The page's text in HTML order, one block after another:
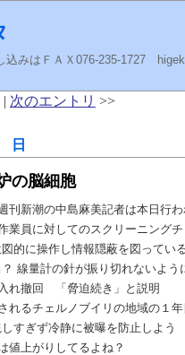
込みはＦＡＸ076-235-1727
| 次のエントリ >>
の脳細胞
刊新潮の中島麻美記者は本日行
業員に対してのスクリーニング
的に操作し情報隠蔽を図って
量計の針が振り切れないよう
れ撤回 「脅迫続き」と説明
れるチェルノブイリの地域の１
すぎず冷静に被曝を防止しよう
値上がりしてるよね？